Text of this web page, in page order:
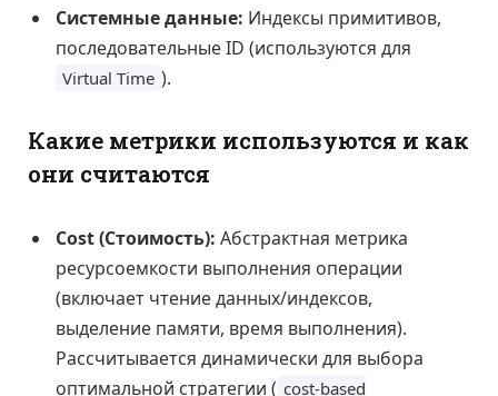
Системные данные: Индексы примитивов,
последовательные ID (используются для
Virtual Time ).
Какие метрики используются и как
они считаются
Cost (Стоимость): Абстрактная метрика
ресурсоемкости выполнения операции
(включает чтение данных/индексов,
выделение памяти, время выполнения).
Рассчитывается динамически для выбора
оптимальной стратегии ( cost-based